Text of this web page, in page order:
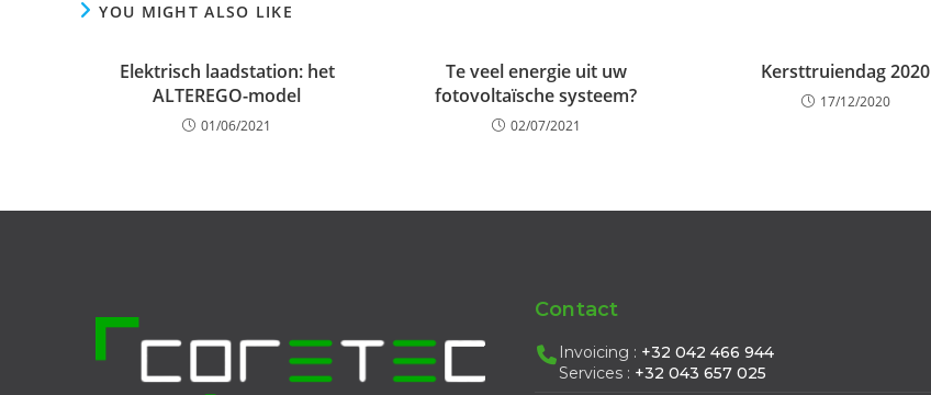
YOU MIGHT ALSO LIKE
Elektrisch laadstation: het
ALTEREGO-model
01/06/2021
Te veel energie uit uw
fotovoltaïsche systeem?
02/07/2021
Kersttruiendag 2020
17/12/2020
Contact
Invoicing : +32 042 466 944
Services : +32 043 657 025